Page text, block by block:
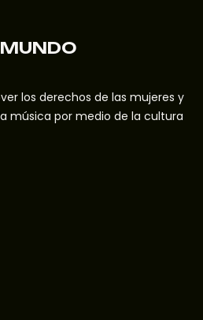
los derechos de las mujeres y
música por medio de la cultura